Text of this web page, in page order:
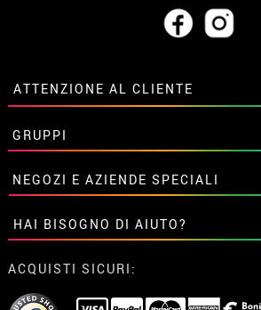
ATTENZIONE AL CLIENTE
• Su di noi
• Condizioni di vendita
• Avviso legale privacy
• Attenzione al cliente
• Utilizzo dei cookies
•Impostazioni dei cookie
GRUPPI
Sconti speciali per gruppi.
Contattaci qui
NEGOZI E AZIENDE SPECIALI
Sconti speciali per gruppi.
Contattaci qui
HAI BISOGNO DI AIUTO?
Non ho ancora fatto l'ordine
Ho gia realizzato l’ordine
ACQUISTI SICURI: